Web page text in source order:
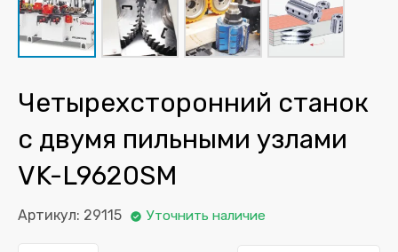
Четырехсторонний станок
с двумя пильными узлами
VK-L9620SM
Артикул: 29115 Уточнить наличие